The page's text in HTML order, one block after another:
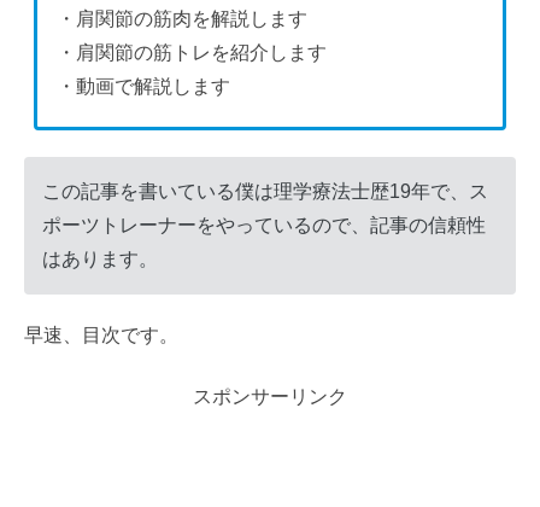
・肩関節の筋肉を解説します
・肩関節の筋トレを紹介します
・動画で解説します
この記事を書いている僕は理学療法士歴19年で、ス
ポーツトレーナーをやっているので、記事の信頼性
はあります。
早速、目次です。
スポンサーリンク